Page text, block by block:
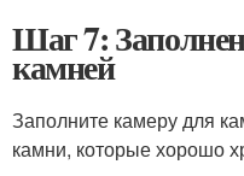
Шаг 7:
камней
Заполните камеру для
камни, которые хорошо